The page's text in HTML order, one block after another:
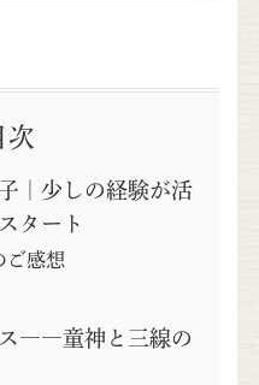
次
｜少しの経験が活
タート
ご感想
ス――童神と三線の